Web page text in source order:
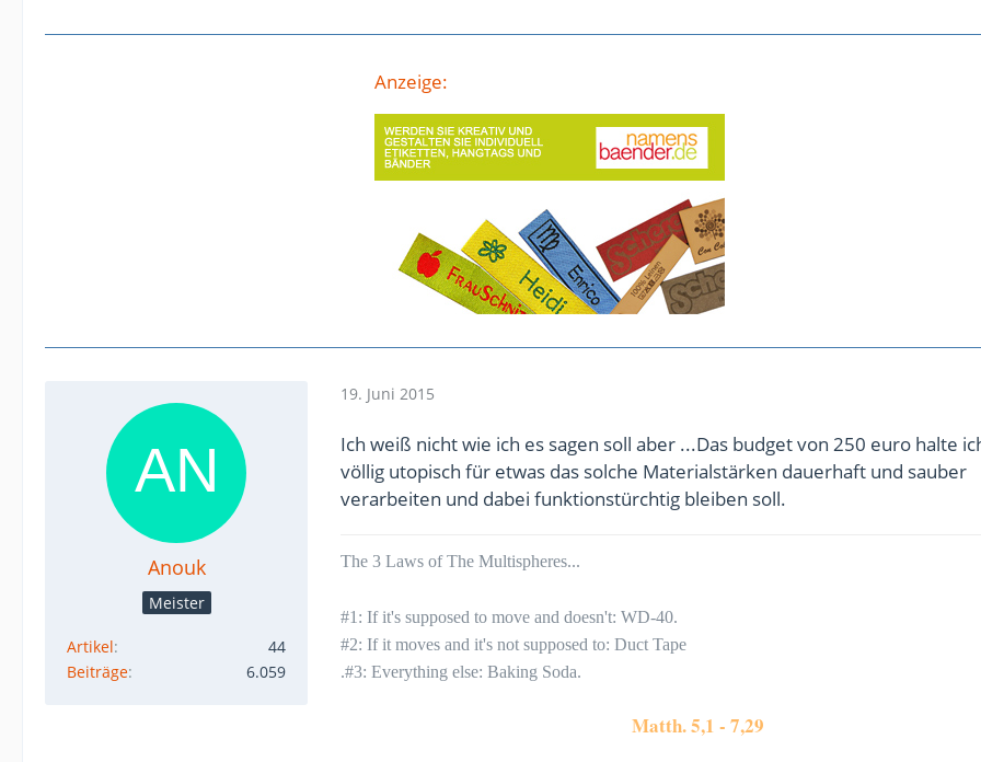
Anzeige:
Anouk
Meister
Artikel
44
Beiträge
6.059
19. Juni 2015
Ich weiß nicht wie ich es sagen soll aber ...Das budget von 250 euro halte
völlig utopisch für etwas das solche Materialstärken dauerhaft und sauber
verarbeiten und dabei funktionstürchtig bleiben soll.
The 3 Laws of The Multispheres...
#1: If it's supposed to move and doesn't: WD-40.
#2: If it moves and it's not supposed to: Duct Tape
.#3: Everything else: Baking Soda.
Matth. 5,1 - 7,29